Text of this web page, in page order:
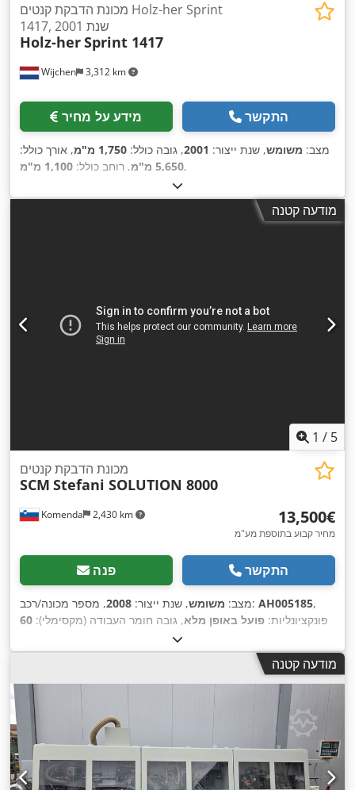
Wijchen 3,312 km
מכונת הדבקת קנטים Holz-her Sprint
1417, שנת 2001
Holz-herSprint 1417
מידע על מחיר התקשר
מצב: משומש, שנת ייצור: 2001, גובה כולל: 1,750 מ"מ
, אורך כולל:
5,650 מ"מ
, רוחב כולל: 1,100 מ"מ ,
מודעה קטנה
1 / 5
Komenda 2,430 km
מכונת הדבקת קנטים
SCM Stefani SOLUTION 8000
‏13,500 ‏€
מחיר קבוע בתוספת מע"מ
פנה התקשר
מצב: משומש, שנת ייצור: 2008 , מספר מכונה/רכב: AH005185,
פונקציונליות: פועל באופן מלא, גובה חומר העבודה (מקסימלי): 60
20 מ"מ
כולל:5,500 ק"ג , ציוד: סימון CE,
מודעה קטנה